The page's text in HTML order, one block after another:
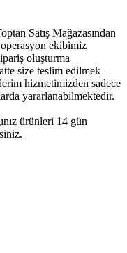
Satış Mağazasından
ekibimiz
oluşturma
size teslim edilmek
hizmetimizden sadece
yararlanabilmektedir.
ürünleri 14 gün